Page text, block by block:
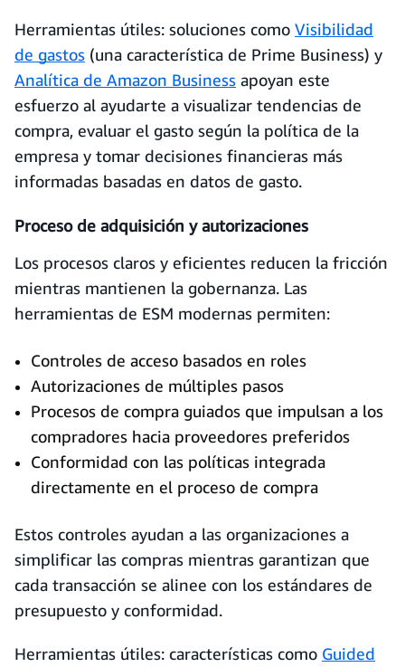
Herramientas útiles: soluciones como Visibilidad
de gastos (una característica de Prime Business) y
Analítica de Amazon Business apoyan este
esfuerzo al ayudarte a visualizar tendencias de
compra, evaluar el gasto según la política de la
empresa y tomar decisiones financieras más
informadas basadas en datos de gasto.
Proceso de adquisición y autorizaciones
Los procesos claros y eficientes reducen la fricción
mientras mantienen la gobernanza. Las
herramientas de ESM modernas permiten:
Controles de acceso basados en roles
Autorizaciones de múltiples pasos
Procesos de compra guiados que impulsan a los
compradores hacia proveedores preferidos
Conformidad con las políticas integrada
directamente en el proceso de compra
Estos controles ayudan a las organizaciones a
simplificar las compras mientras garantizan que
cada transacción se alinee con los estándares de
presupuesto y conformidad.
Herramientas útiles: características como Guided